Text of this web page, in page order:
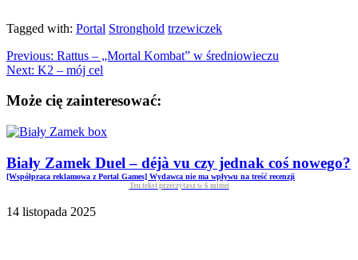
Tagged with: Portal Stronghold trzewiczek
Previous: Rattus – „Mortal Kombat” w średniowieczu
Next: K2 – mój cel
Może cię zainteresować:
Biały Zamek Duel – déjà vu czy jednak coś nowego?
[Współpraca reklamowa z Portal Games] Wydawca nie ma wpływu na treść recenzji
Ten tekst przeczytasz w 6 minut
14 listopada 2025